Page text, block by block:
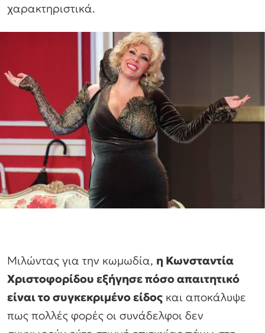
χαρακτηριστικά.
Μιλώντας για την κωμωδία, η Κωνσταντία
Χριστοφορίδου εξήγησε πόσο απαιτητικό
είναι το συγκεκριμένο είδος και αποκάλυψε
πως πολλές φορές οι συνάδελφοι δεν